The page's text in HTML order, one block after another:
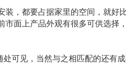
，都要占据家里的空间，就好
面上产品外观有很多可供选择
可见，当然与之相匹配的还有